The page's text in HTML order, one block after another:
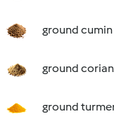
ground cumin
ground
ground